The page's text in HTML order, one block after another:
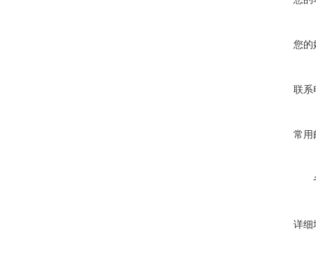
您的
联系
常用
详细